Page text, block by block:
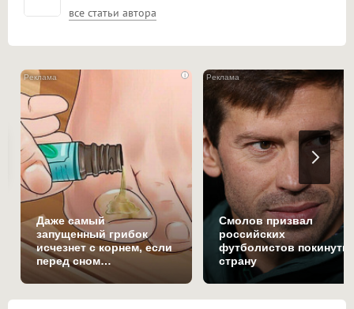
все статьи автора
i
Даже самый
запущенный грибок
исчезнет с корнем, если
перед сном…
Смолов призвал
российских
футболистов покинуть
страну